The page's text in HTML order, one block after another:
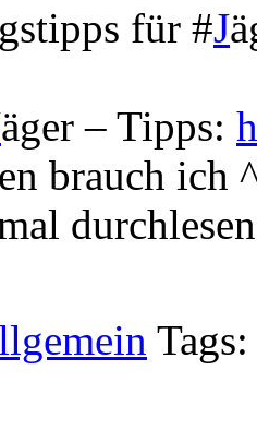
für #J
äger – Tipps:
brauch ich
Tags: